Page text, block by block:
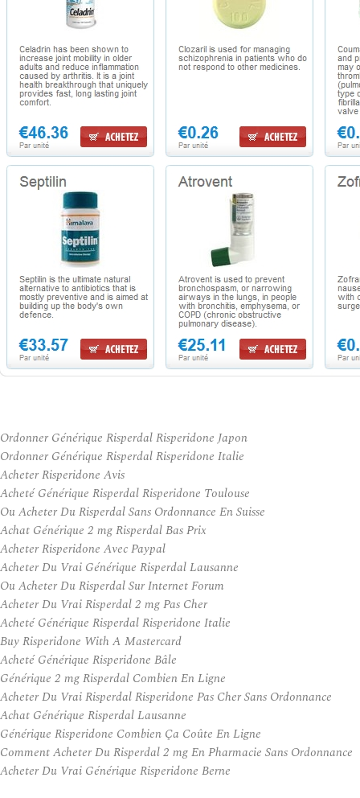
Ordonner Générique Risperdal Risperidone Japon
Ordonner Générique Risperdal Risperidone Italie
Acheter Risperidone Avis
Acheté Générique Risperdal Risperidone Toulouse
Ou Acheter Du Risperdal Sans Ordonnance En Suisse
Achat Générique 2 mg Risperdal Bas Prix
Acheter Risperidone Avec Paypal
Acheter Du Vrai Générique Risperdal Lausanne
Ou Acheter Du Risperdal Sur Internet Forum
Acheter Du Vrai Risperdal 2 mg Pas Cher
Acheté Générique Risperdal Risperidone Italie
Buy Risperidone With A Mastercard
Acheté Générique Risperidone Bâle
Générique 2 mg Risperdal Combien En Ligne
Acheter Du Vrai Risperdal Risperidone Pas Cher Sans Ordonnance
Achat Générique Risperdal Lausanne
Générique Risperidone Combien Ça Coûte En Ligne
Comment Acheter Du Risperdal 2 mg En Pharmacie Sans Ordonnance
Acheter Du Vrai Générique Risperidone Berne